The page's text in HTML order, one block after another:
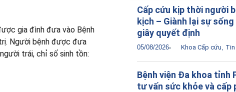
gia đình đưa vào Bệnh
Người bệnh được đưa
trái, chỉ số sinh tồn:
Cấp cứu kịp thời người
kịch – Giành lại sự
giây quyết định
05/08/2026 Khoa Cấp cứu,
Bệnh viện Đa khoa tỉnh
tư vấn sức khỏe và cấp